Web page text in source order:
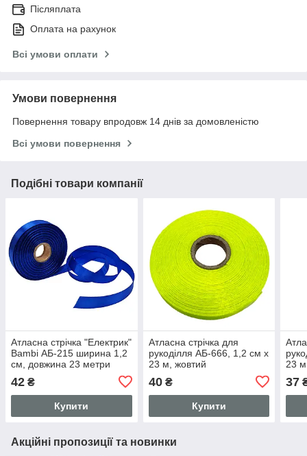
Післяплата
Оплата на рахунок
Всі умови оплати
Умови повернення
Повернення товару впродовж 14 днів за домовленістю
Всі умови повернення
Подібні товари компанії
Атласна стрічка "Електрик"
Bambi АБ-215 ширина 1,2
см, довжина 23 метри
42 ₴
Купити
Атласна стрічка для
рукоділля АБ-666, 1,2 см х
23 м, жовтий
40₴
Купити
23
37
Акційні пропозиції та новинки